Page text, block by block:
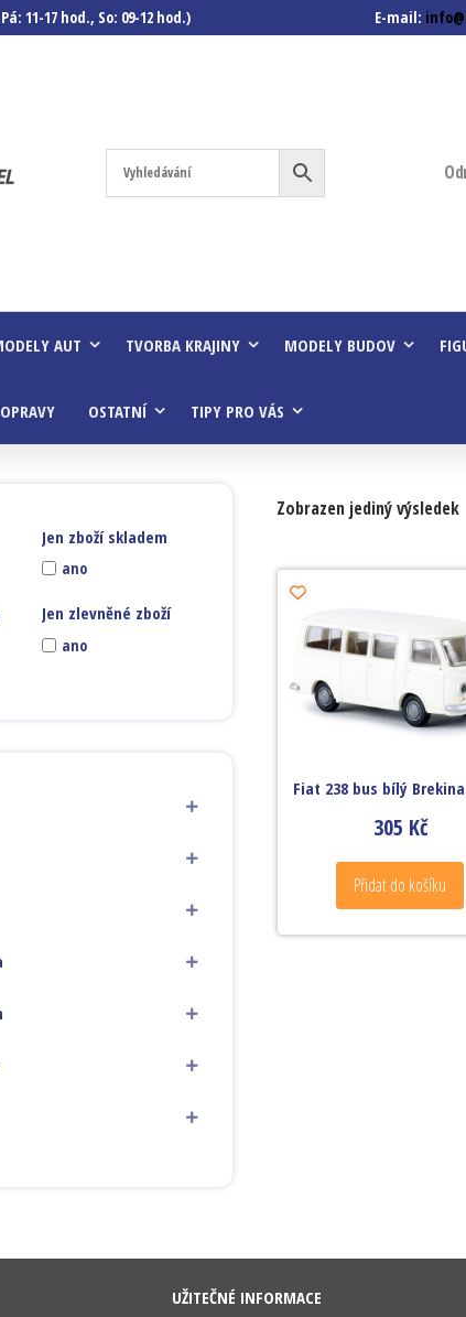
11-17 hod., So: 09-12 hod.) E-mail:
Happymodel.cz
modelová
AUT TVORBA KRAJINY MODELY BUDOV
OPRAVY OSTATNÍ TIPY PRO VÁS
Zobrazen jediný výsledek
Fiat 238 bus bílý Brekina
305 Kč
Přidat do košíku
Jen zboží skladem
ano
Jen zlevněné zboží
ano
UŽITEČNÉ INFORMACE